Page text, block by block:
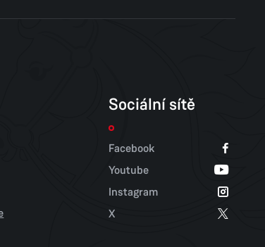
Sociální sítě
Facebook
Youtube
Instagram
X